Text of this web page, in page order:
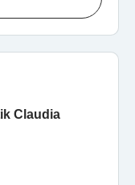
Claudia